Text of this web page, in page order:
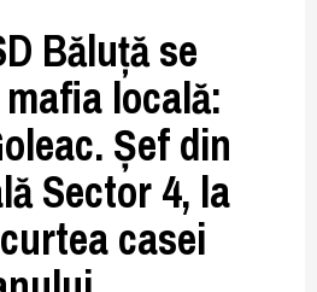
Băluță se
locală:
Șef din
Sector 4, la
casei